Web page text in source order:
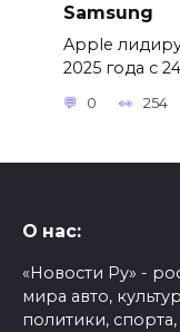
Samsung
Apple
2025 года с
0 254
О нас:
«Новости Ру» -
мира авто,
политики,